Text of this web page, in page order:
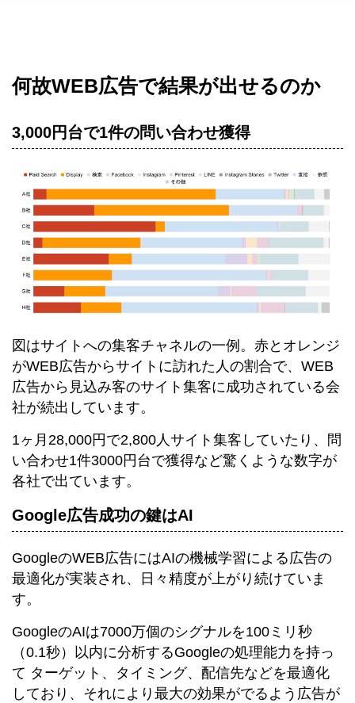
何故WEB広告で結果が出せるのか
3,000円台で1件の問い合わせ獲得
図はサイトへの集客チャネルの一例。赤とオレンジ
がWEB広告からサイトに訪れた人の割合で、WEB
広告から見込み客のサイト集客に成功されている会
社が続出しています。
1ヶ月28,000円で2,800人サイト集客していたり、問
い合わせ1件3000円台で獲得など驚くような数字が
各社で出ています。
Google広告成功の鍵はAI
GoogleのWEB広告にはAIの機械学習による広告の
最適化が実装され、日々精度が上がり続けていま
す。
GoogleのAIは7000万個のシグナルを100ミリ秒
（0.1秒）以内に分析するGoogleの処理能力を持っ
て ターゲット、タイミング、配信先などを最適化
しており、それにより最大の効果がでるよう広告が